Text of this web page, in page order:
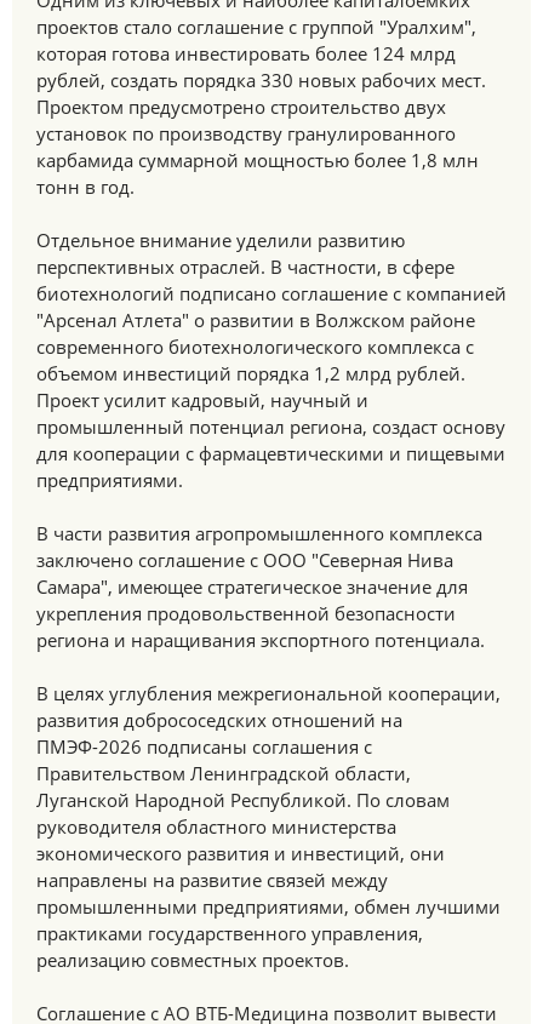
проектов стало соглашение с группой "Уралхим",
которая готова инвестировать более 124 млрд
рублей, создать порядка 330 новых рабочих мест.
Проектом предусмотрено строительство двух
установок по производству гранулированного
карбамида суммарной мощностью более 1,8 млн
тонн в год.
Отдельное внимание уделили развитию
перспективных отраслей. В частности, в сфере
биотехнологий подписано соглашение с компанией
"Арсенал Атлета" о развитии в Волжском районе
современного биотехнологического комплекса с
объемом инвестиций порядка 1,2 млрд рублей.
Проект усилит кадровый, научный и
промышленный потенциал региона, создаст основу
для кооперации с фармацевтическими и пищевыми
предприятиями.
В части развития агропромышленного комплекса
заключено соглашение с ООО "Северная Нива
Самара", имеющее стратегическое значение для
укрепления продовольственной безопасности
региона и наращивания экспортного потенциала.
В целях углубления межрегиональной кооперации,
развития добрососедских отношений на
ПМЭФ-2026 подписаны соглашения с
Правительством Ленинградской области,
Луганской Народной Республикой. По словам
руководителя областного министерства
экономического развития и инвестиций, они
направлены на развитие связей между
промышленными предприятиями, обмен лучшими
практиками государственного управления,
реализацию совместных проектов.
Соглашение с АО ВТБ-Медицина позволит вывести